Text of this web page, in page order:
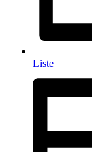
Liste